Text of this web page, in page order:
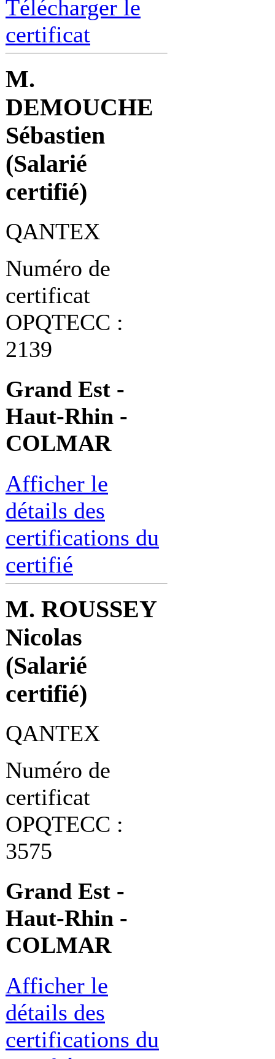
Télécharger le
certificat
M.
DEMOUCHE
Sébastien
(Salarié
certifié)
QANTEX
Numéro de
certificat
OPQTECC :
2139
Grand Est -
Haut-Rhin -
COLMAR
Afficher le
détails des
certifications du
certifié
M. ROUSSEY
Nicolas
(Salarié
certifié)
QANTEX
Numéro de
certificat
OPQTECC :
3575
Grand Est -
Haut-Rhin -
COLMAR
Afficher le
détails des
certifications du